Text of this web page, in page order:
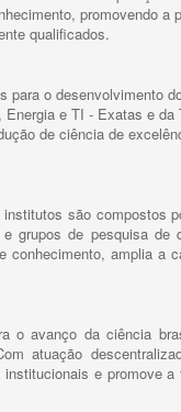
promovendo
qualificados.
para o desenvolvimento
e TI - Exatas e
de ciência de
são compostos
grupos de pesquisa
conhecimento, amplia a
o avanço da ciência
atuação
e promove